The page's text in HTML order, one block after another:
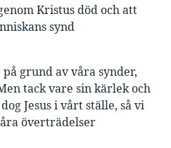
Kristus död och att
synd
grund av våra synder,
tack vare sin kärlek och
Jesus i vårt ställe, så vi
överträdelser